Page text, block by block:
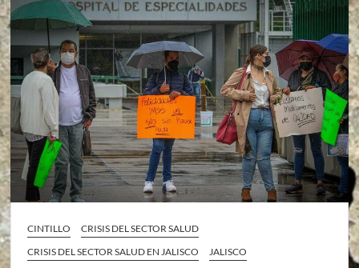
CINTILLO
CRISIS DEL SECTOR SALUD
CRISIS DEL SECTOR SALUD EN JALISCO
JALISCO